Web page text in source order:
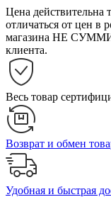
Цена действительна
отличаться от цен в
магазина НЕ
клиента.
Весь товар
Возврат и обмен
Удобная и быстрая